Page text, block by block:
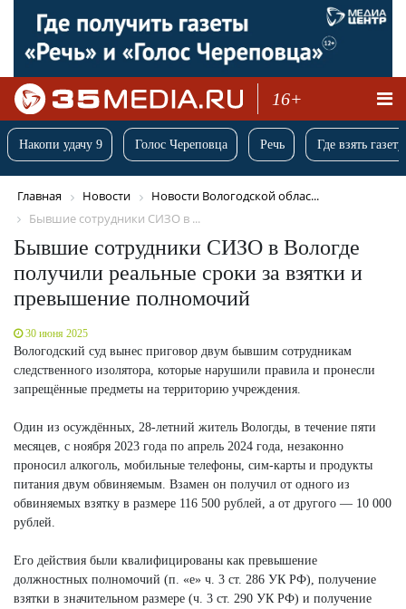
16+
Накопи удачу 9 Голос Череповца Речь Где взять
Главная Новости
Новости Вологодской облас...
Бывшие сотрудники СИЗО в ...
Бывшие сотрудники СИЗО в Вологде
получили реальные сроки за взятки и
превышение полномочий
30 июня 2025
Вологодский суд вынес приговор двум бывшим сотрудникам
следственного изолятора, которые нарушили правила и пронесли
запрещённые предметы на территорию учреждения.
Один из осуждённых, 28-летний житель Вологды, в течение пяти
месяцев, с ноября 2023 года по апрель 2024 года, незаконно
проносил алкоголь, мобильные телефоны, сим-карты и продукты
питания двум обвиняемым. Взамен он получил от одного из
обвиняемых взятку в размере 116 500 рублей, а от другого — 10 000
рублей.
Его действия были квалифицированы как превышение
должностных полномочий (п. «е» ч. 3 ст. 286 УК РФ), получение
взятки в значительном размере (ч. 3 ст. 290 УК РФ) и получение